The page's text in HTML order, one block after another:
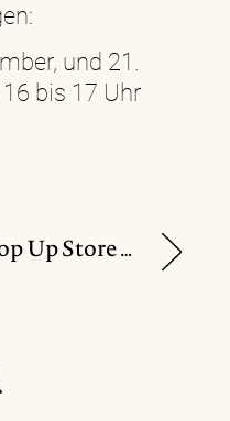
und 21.
bis 17 Uhr
Pop Up Store von „Zeitlos Design“